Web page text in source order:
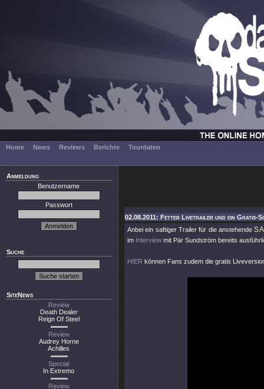
Home News Reviews Berichte Tourdaten
Anmeldung
Benutzername
Passwort
Suche
SiteNews
Review
Death Dealer
Reign Of Steel
Review
Audrey Horne
Achilles
Special
In Extremo
Review
02.08.2011: Fetter Livetrailer und ein Gratis-
Anbei ein saftiger Trailer für die anstehende
im Interview mit Pär Sundström bereits
HIER können Fans zudem die gratis